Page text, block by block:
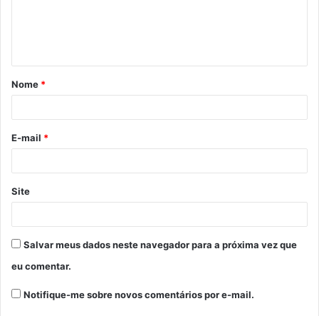
á
r
*
Nome *
E-mail *
Site
Salvar meus dados neste navegador para a próxima vez que
eu comentar.
Notifique-me sobre novos comentários por e-mail.